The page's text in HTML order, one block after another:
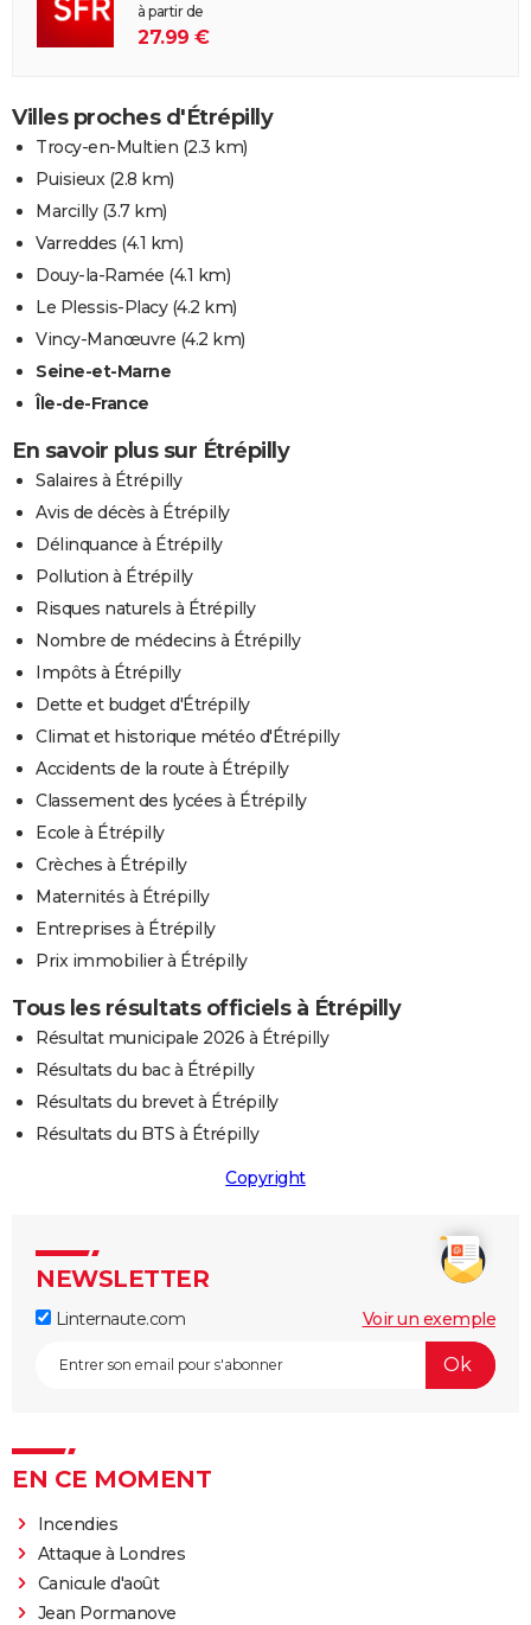
à partir de
27.99 €
Villes proches d'Étrépilly
Trocy-en-Multien (2.3 km)
Puisieux (2.8 km)
Marcilly(3.7 km)
Varreddes (4.1 km)
Douy-la-Ramée (4.1 km)
Le Plessis-Placy(4.2 km)
Vincy-Manœuvre (4.2 km)
Seine-et-Marne
Île-de-France
En savoir plus sur Étrépilly
Salaires à Étrépilly
Avis de décès à Étrépilly
Délinquance à Étrépilly
Pollution à Étrépilly
Risques naturels à Étrépilly
Nombre de médecins à Étrépilly
Impôts à Étrépilly
Dette et budget d'Étrépilly
Climat et historique météo d'Étrépilly
Accidents de la route à Étrépilly
Classement des lycées à Étrépilly
Ecole à Étrépilly
Crèches à Étrépilly
Maternités à Étrépilly
Entreprises à Étrépilly
Prix immobilier à Étrépilly
Tous les résultats officiels à Étrépilly
Résultat municipale 2026 à Étrépilly
Résultats du bac à Étrépilly
Résultats du brevet à Étrépilly
Résultats du BTS à Étrépilly
Copyright
NEWSLETTER
Linternaute.com Voir un exemple
EN CE MOMENT
Incendies
Attaque à Londres
Canicule d'août
Jean Pormanove